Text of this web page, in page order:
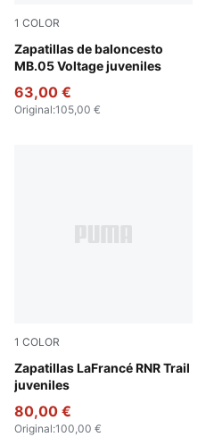
1 COLOR
Zapatillas de baloncesto
MB.05 Voltage juveniles
Yellow Alert-PUMA Black
63,00 €
Original:105,00 €
1 COLOR
Zapatillas LaFrancé RNR Trail
juveniles
Ice Coffee-Flat Bronze
80,00 €
Original:100,00 €